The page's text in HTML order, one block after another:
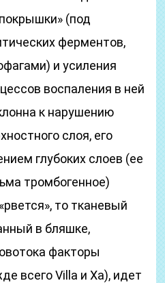
(под
ферментов,
и усиления
воспаления в ней
к нарушению
слоя, его
глубоких слоев (ее
тромбогенное)
то тканевый
в бляшке,
факторы
всего Villa и Ха), идет